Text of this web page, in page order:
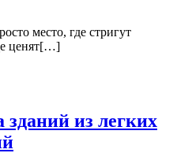
место, где стригут
ценят[…]
из легких